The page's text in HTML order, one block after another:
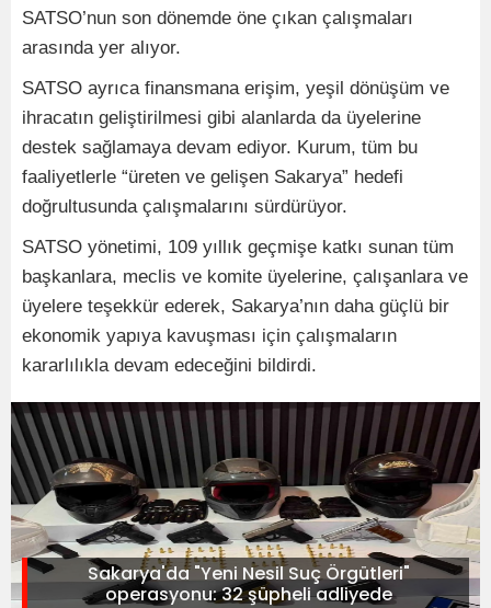
SATSO’nun son dönemde öne çıkan çalışmaları
arasında yer alıyor.
SATSO ayrıca finansmana erişim, yeşil dönüşüm ve
ihracatın geliştirilmesi gibi alanlarda da üyelerine
destek sağlamaya devam ediyor. Kurum, tüm bu
faaliyetlerle “üreten ve gelişen Sakarya” hedefi
doğrultusunda çalışmalarını sürdürüyor.
SATSO yönetimi, 109 yıllık geçmişe katkı sunan tüm
başkanlara, meclis ve komite üyelerine, çalışanlara ve
üyelere teşekkür ederek, Sakarya’nın daha güçlü bir
ekonomik yapıya kavuşması için çalışmaların
kararlılıkla devam edeceğini bildirdi.
Sakarya'da "Yeni Nesil Suç Örgütleri"
operasyonu: 32 şüpheli adliyede